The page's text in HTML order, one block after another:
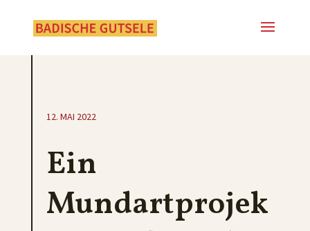
12. MAI 2022
Ein
Mundartprojek